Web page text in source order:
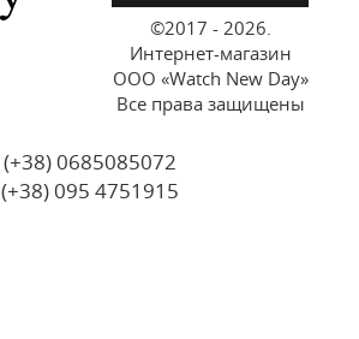
©2017 - 2026.
Интернет-магазин
ООО «Watch New Day»
Все права защищены
(+38) 0685085072
(+38) 095 4751915